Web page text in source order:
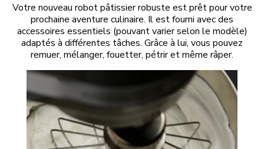
Votre nouveau robot pâtissier robuste est prêt pour votre
prochaine aventure culinaire. Il est fourni avec des
accessoires essentiels (pouvant varier selon le modèle)
adaptés à différentes tâches. Grâce à lui, vous pouvez
remuer, mélanger, fouetter, pétrir et même râper.